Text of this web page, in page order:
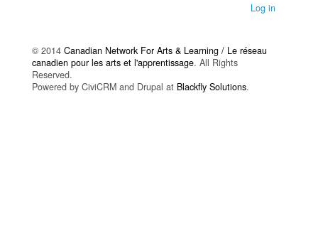
Log in
© 2014 Canadian Network For Arts & Learning / Le réseau
canadien pour les arts et l'apprentissage. All Rights
Reserved.
Powered by CiviCRM and Drupal at Blackfly Solutions.